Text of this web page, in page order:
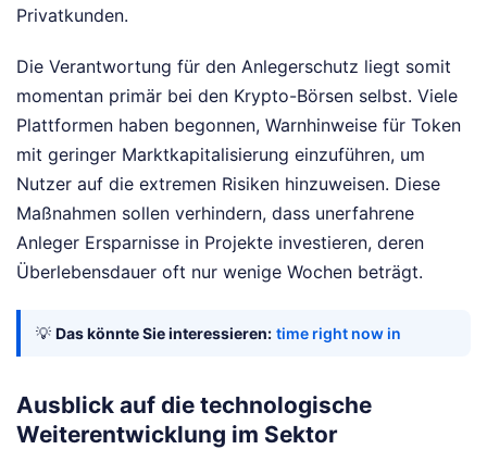
Privatkunden.
Die Verantwortung für den Anlegerschutz liegt somit
momentan primär bei den Krypto-Börsen selbst. Viele
Plattformen haben begonnen, Warnhinweise für Token
mit geringer Marktkapitalisierung einzuführen, um
Nutzer auf die extremen Risiken hinzuweisen. Diese
Maßnahmen sollen verhindern, dass unerfahrene
Anleger Ersparnisse in Projekte investieren, deren
Überlebensdauer oft nur wenige Wochen beträgt.
💡 Das könnte Sie interessieren: time right now in
Ausblick auf die technologische
Weiterentwicklung im Sektor